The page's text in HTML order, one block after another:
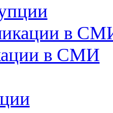
в
в СМИ